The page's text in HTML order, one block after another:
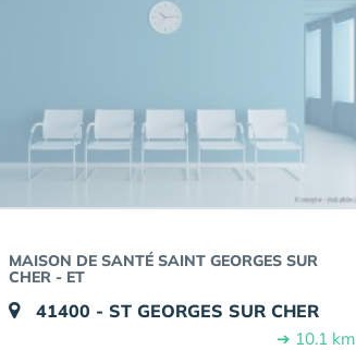
MAISON DE SANTÉ SAINT GEORGES SUR
CHER - ET
41400 - ST GEORGES SUR CHER
➔ 10.1 km